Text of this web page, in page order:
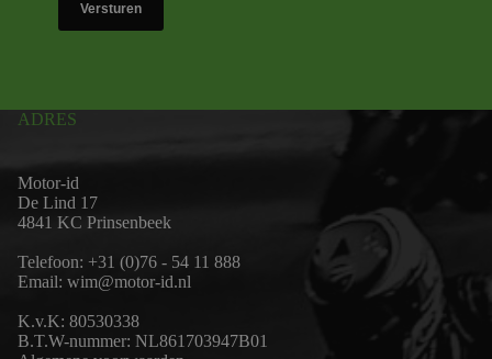
Versturen
ADRES
Motor-id
De Lind 17
4841 KC Prinsenbeek
Telefoon: +31 (0)76 - 54 11 888
Email: wim@motor-id.nl
K.v.K: 80530338
B.T.W-nummer: NL861703947B01